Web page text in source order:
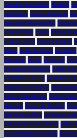
pantalla para niños Madrid
cautelares medio ambiente
mercados financieros
connectivity moda
Clubes 2025 música urbana
niños norte de Gaza nostalgia
obesidad oferta omega-3
Ousmane Dembélé Pablo
Pantalla LCD 17 pantallas y
patinetes eléctricos
Pedro Almodóvar Pedro
africana Picos de Europa
Policlínica Alen polémica
Prevención del Cáncer
procedimiento judicial